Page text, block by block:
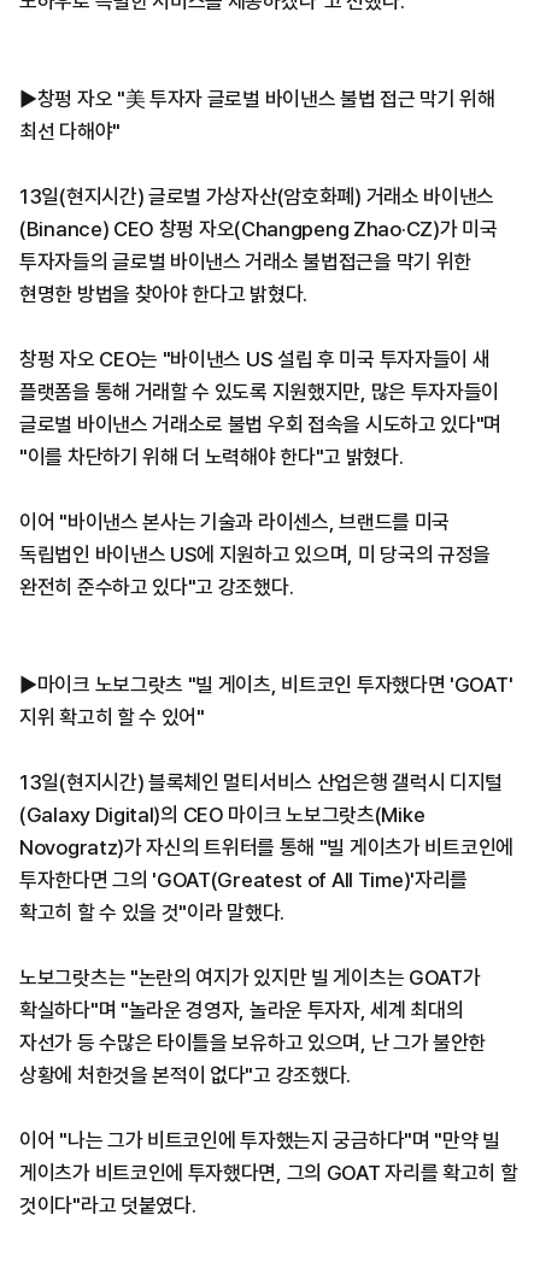
▶창펑 자오 "美 투자자 글로벌 바이낸스 불법 접근 막기 위해
최선 다해야"
13일(현지시간) 글로벌 가상자산(암호화폐) 거래소 바이낸스
(Binance) CEO 창펑 자오(Changpeng Zhao·CZ)가 미국
투자자들의 글로벌 바이낸스 거래소 불법접근을 막기 위한
현명한 방법을 찾아야 한다고 밝혔다.
창펑 자오 CEO는 "바이낸스 US 설립 후 미국 투자자들이 새
플랫폼을 통해 거래할 수 있도록 지원했지만, 많은 투자자들이
글로벌 바이낸스 거래소로 불법 우회 접속을 시도하고 있다"며
"이를 차단하기 위해 더 노력해야 한다"고 밝혔다.
이어 "바이낸스 본사는 기술과 라이센스, 브랜드를 미국
독립법인 바이낸스 US에 지원하고 있으며, 미 당국의 규정을
완전히 준수하고 있다"고 강조했다.
▶마이크 노보그랏츠 "빌 게이츠, 비트코인 투자했다면 'GOAT'
지위 확고히 할 수 있어"
13일(현지시간) 블록체인 멀티서비스 산업은행 갤럭시 디지털
(Galaxy Digital)의 CEO 마이크 노보그랏츠(Mike
Novogratz)가 자신의 트위터를 통해 "빌 게이츠가 비트코인에
투자한다면 그의 'GOAT(Greatest of All Time)'자리를
확고히 할 수 있을 것"이라 말했다.
노보그랏츠는 "논란의 여지가 있지만 빌 게이츠는 GOAT가
확실하다"며 "놀라운 경영자, 놀라운 투자자, 세계 최대의
자선가 등 수많은 타이틀을 보유하고 있으며, 난 그가 불안한
상황에 처한것을 본적이 없다"고 강조했다.
이어 "나는 그가 비트코인에 투자했는지 궁금하다"며 "만약 빌
게이츠가 비트코인에 투자했다면, 그의 GOAT 자리를 확고히 할
것이다"라고 덧붙였다.